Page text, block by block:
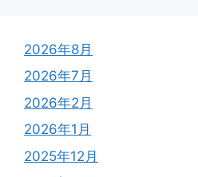
2026年8月
2026年7月
2026年2月
2026年1月
2025年12月